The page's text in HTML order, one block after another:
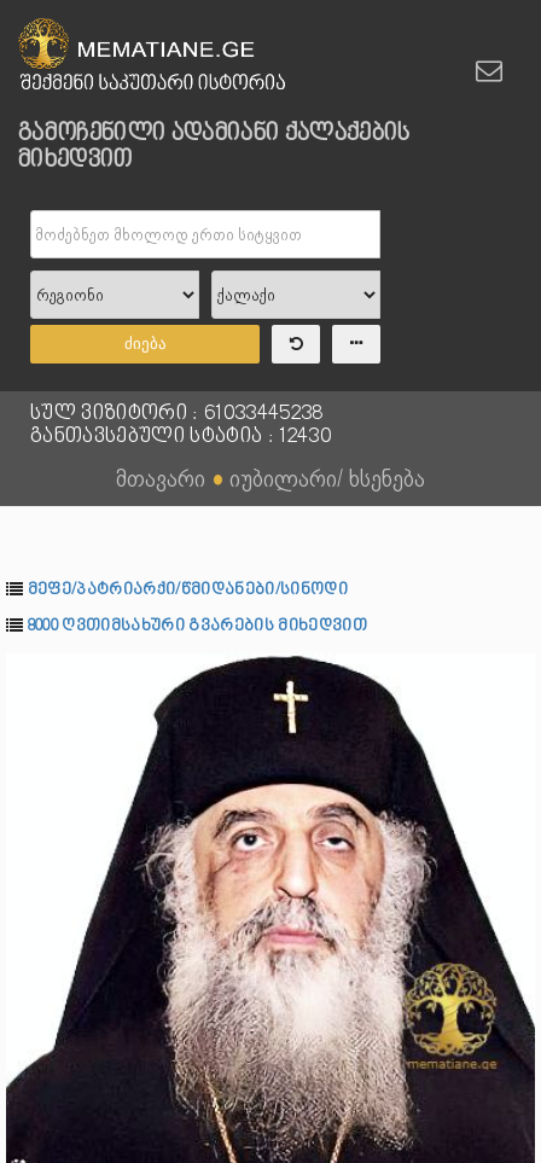
გამოჩენილი ადამიანი ქალაქების
მიხედვით
ძიება
სულ ვიზიტორი : 61033445238
განთავსებული სტატია : 12430
მთავარი ● იუბილარი/ ხსენება
მეფე/პატრიარქი/წმიდანები/სინოდი
8000 ღვთიმსახური გვარების მიხედვით